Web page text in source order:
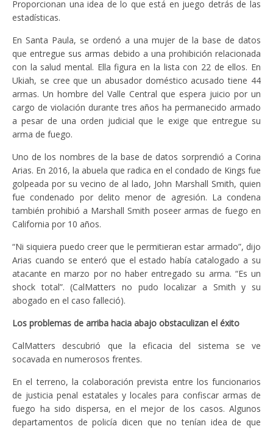
Proporcionan una idea de lo que está en juego detrás de las
estadísticas.
En Santa Paula, se ordenó a una mujer de la base de datos
que entregue sus armas debido a una prohibición relacionada
con la salud mental. Ella figura en la lista con 22 de ellos. En
Ukiah, se cree que un abusador doméstico acusado tiene 44
armas. Un hombre del Valle Central que espera juicio por un
cargo de violación durante tres años ha permanecido armado
a pesar de una orden judicial que le exige que entregue su
arma de fuego.
Uno de los nombres de la base de datos sorprendió a Corina
Arias. En 2016, la abuela que radica en el condado de Kings fue
golpeada por su vecino de al lado, John Marshall Smith, quien
fue condenado por delito menor de agresión. La condena
también prohibió a Marshall Smith poseer armas de fuego en
California por 10 años.
“Ni siquiera puedo creer que le permitieran estar armado”, dijo
Arias cuando se enteró que el estado había catalogado a su
atacante en marzo por no haber entregado su arma. “Es un
shock total”. (CalMatters no pudo localizar a Smith y su
abogado en el caso falleció).
Los problemas de arriba hacia abajo obstaculizan el éxito
CalMatters descubrió que la eficacia del sistema se ve
socavada en numerosos frentes.
En el terreno, la colaboración prevista entre los funcionarios
de justicia penal estatales y locales para confiscar armas de
fuego ha sido dispersa, en el mejor de los casos. Algunos
departamentos de policía dicen que no tenían idea de que